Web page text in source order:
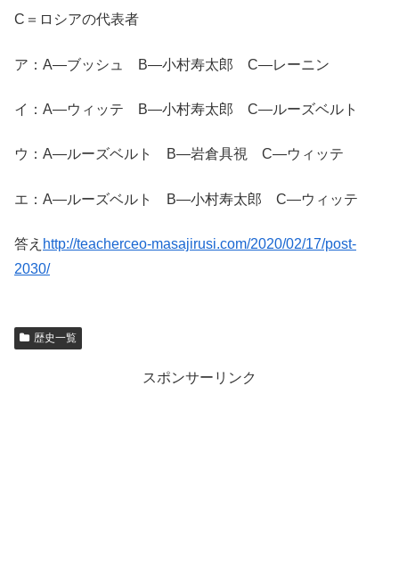
C＝ロシアの代表者
ア：A―ブッシュ B―小村寿太郎 C―レーニン
イ：A―ウィッテ B―小村寿太郎 C―ルーズベルト
ウ：A―ルーズベルト B―岩倉具視 C―ウィッテ
エ：A―ルーズベルト B―小村寿太郎 C―ウィッテ
答え http://teacherceo-masajirusi.com/2020/02/17/post-
2030/
歴史一覧
スポンサーリンク